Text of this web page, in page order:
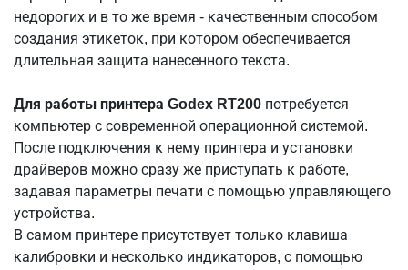
недорогих и в то же время - качественным способом
создания этикеток, при котором обеспечивается
длительная защита нанесенного текста.
Для работы принтера Godex RT200 потребуется
компьютер с современной операционной системой.
После подключения к нему принтера и установки
драйверов можно сразу же приступать к работе,
задавая параметры печати с помощью управляющего
устройства.
В самом принтере присутствует только клавиша
калибровки и несколько индикаторов, с помощью